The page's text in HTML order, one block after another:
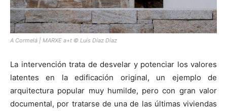
A Cormelá | MARXE a+t © Luís Díaz Díaz
La intervención trata de desvelar y potenciar los valores
latentes en la edificación original, un ejemplo de
arquitectura popular muy humilde, pero con gran valor
documental, por tratarse de una de las últimas viviendas